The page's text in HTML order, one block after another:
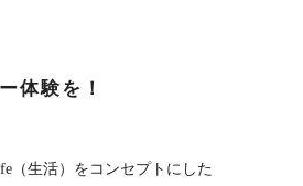
体験を！
（生活）をコンセプトにした